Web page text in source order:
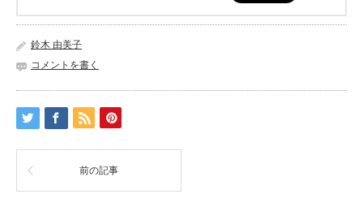
鈴木 由美子
コメントを書く
前の記事